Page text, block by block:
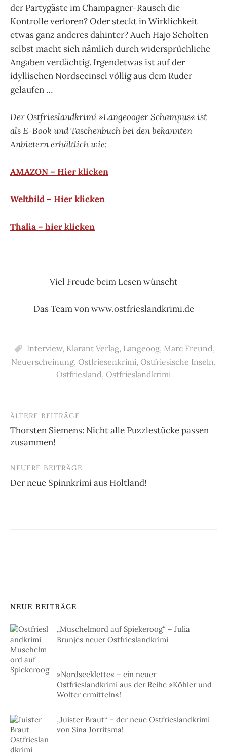
der Partygäste im Champagner-Rausch die
Kontrolle verloren? Oder steckt in Wirklichkeit
etwas ganz anderes dahinter? Auch Hajo Scholten
selbst macht sich nämlich durch widersprüchliche
Angaben verdächtig. Irgendetwas ist auf der
idyllischen Nordseeinsel völlig aus dem Ruder
gelaufen …
Der Ostfrieslandkrimi »Langeooger Schampus« ist
als E-Book und Taschenbuch bei den bekannten
Anbietern erhältlich wie:
AMAZON – Hier klicken
Weltbild – Hier klicken
Thalia – hier klicken
Viel Freude beim Lesen wünscht
Das Team von www.ostfrieslandkrimi.de
Interview, Klarant Verlag, Langeoog, Marc Freund,
Neuerscheinung, Ostfriesenkrimi, Ostfriesische Inseln,
Ostfriesland, Ostfrieslandkrimi
Beitragsnavigation
ÄLTERE BEITRÄGE
Thorsten Siemens: Nicht alle Puzzlestücke passen
zusammen!
NEUERE BEITRÄGE
Der neue Spinnkrimi aus Holtland!
NEUE BEITRÄGE
„Muschelmord auf Spiekeroog“ – Julia
Brunjes neuer Ostfrieslandkrimi
»Nordseeklette« – ein neuer
Ostfrieslandkrimi aus der Reihe »Köhler und
Wolter ermitteln«!
„Juister Braut“ – der neue Ostfrieslandkrimi
von Sina Jorritsma!